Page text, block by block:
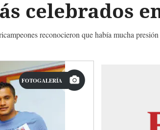
celebrados
reconocieron que había mucha
FOTOGALERÍA